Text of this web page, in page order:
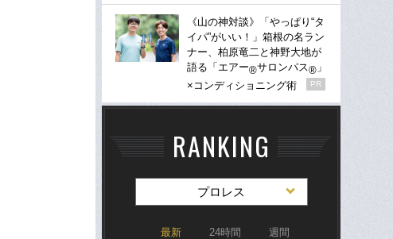
《山の神対談》「やっぱり“タ
イパ”がいい！」箱根の名ラン
ナー、柏原竜二と神野大地が
語る「エアー®サロンパス® 」
×コンディショニング術
PR
RANKING
プロレス
最新 24時間 週間